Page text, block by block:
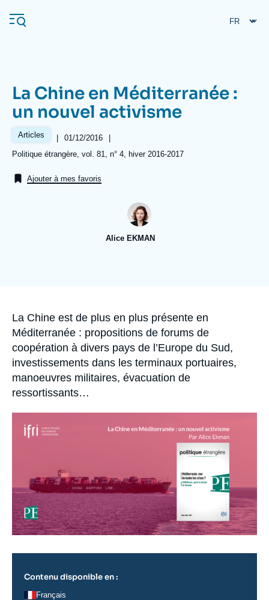
au
contenu
Navigation
principale
L'Ifri
Analyses
Proche-Orient
La Chine en Méditerranée :
un nouvel activisme
Articles |
Date
de
publication
01/12/2016
|
Références
Politique étrangère, vol. 81, n° 4, hiver 2016-2017
Ajouter à mes favoris
Alice EKMAN
Accroche
La Chine est de plus en plus présente en
Méditerranée : propositions de forums de
coopération à divers pays de l’Europe du Sud,
investissements dans les terminaux portuaires,
manoeuvres militaires, évacuation de
ressortissants…
principale
Contenu disponible en :
Français